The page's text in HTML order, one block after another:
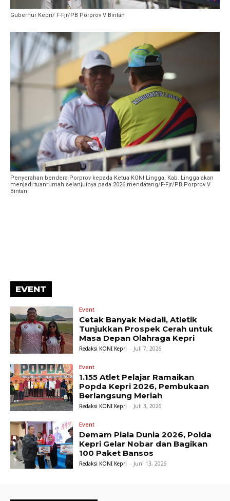
Gubernur Kepri/ F-Fjr/PB Porprov V Bintan
Penyerahan bendera Porprov kepada Ketua KONI Lingga, Kab. Lingga akan
menjadi tuanrumah selanjutnya pada 2026 mendatang/F-Fjr/PB Porprov V
Bintan
EVENT
Event
Cetak Banyak Medali, Atletik
Tunjukkan Prospek Cerah untuk
Masa Depan Olahraga Kepri
Redaksi KONI Kepri - Juli 7, 2026
Event
1.155 Atlet Pelajar Ramaikan
Popda Kepri 2026, Pembukaan
Berlangsung Meriah
Redaksi KONI Kepri - Juli 3, 2026
Event
Demam Piala Dunia 2026, Polda
Kepri Gelar Nobar dan Bagikan
100 Paket Bansos
Redaksi KONI Kepri - Juni 13, 2026